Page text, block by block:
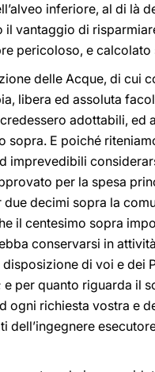
inferiore, al di là
vantaggio di
pericoloso, e
delle Acque, di cui
libera ed assoluta
adottabili, ed
E poiché
imprevedibili
per la spesa
decimi sopra la
il centesimo sopra
conservarsi in
di voi e dei
per quanto riguarda il
ogni richiesta vostra e